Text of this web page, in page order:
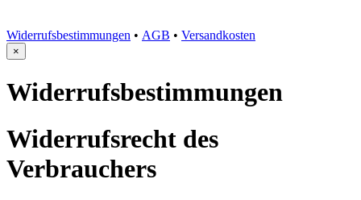
Widerrufsbestimmungen • AGB • Versandkosten
×
Widerrufsbestimmungen
Widerrufsrecht des
Verbrauchers